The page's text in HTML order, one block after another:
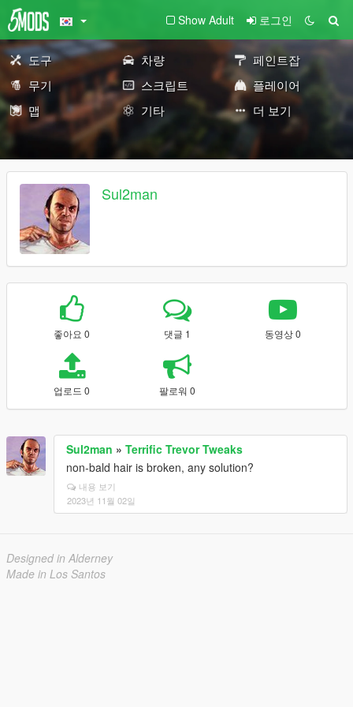
Show Adult 로그인
도구 차량
페인트잡
무기
스크립트
플레이어
맵
기타 더 보기
Sul2man
좋아요 0 댓글 1 동영상 0
업로드 0 팔로워 0
Sul2man » Terrific Trevor Tweaks
non-bald hair is broken, any solution?
내용 보기
2023년 11월 02일
Designed in Alderney
Made in Los Santos